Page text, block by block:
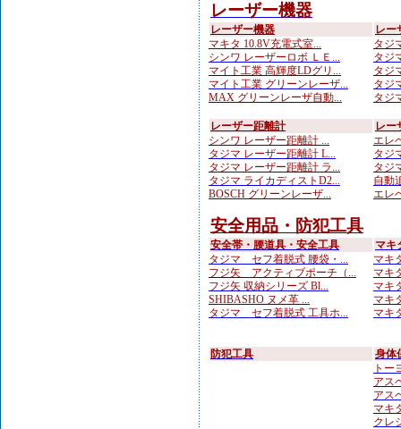
レーザー機器
レーザー機器
マキタ 10.8V充電式室...
シンワ レーザーロボ ＬＥ...
マイト工業 高輝度LDグリ...
マイト工業 グリーンレーザ...
MAX グリーンレーザ自動...
レー
タジ
タジ
タジ
タジ
タジ
レーザー距離計
シンワ レーザー距離計 ...
タジマ レーザー距離計 L...
タジマ レーザー距離計 ラ...
タジマ ライカディストD2...
BOSCH グリーンレーザ...
レー
エレ
タジ
タジ
自動
エレ
安全用品・防犯工具
安全帯・腰道具・安全工具
タジマ セフ着脱式 腰袋・...
フジ矢 アクティブポーチ（...
フジ矢 収納シリーズ Bl...
SHIBASHO ヌメ革 ...
タジマ セフ着脱式 工具ホ...
マキ
マキ
マキ
マキ
マキ
マキ
防犯工具
身体
トー
アス
アス
マキ
クレ